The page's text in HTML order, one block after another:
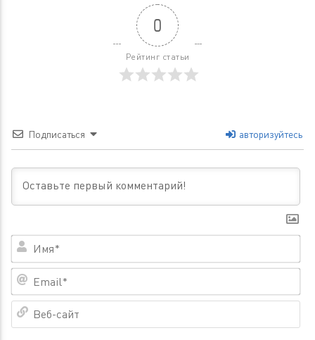
0
Рейтинг статьи
Подписаться авторизуйтесь